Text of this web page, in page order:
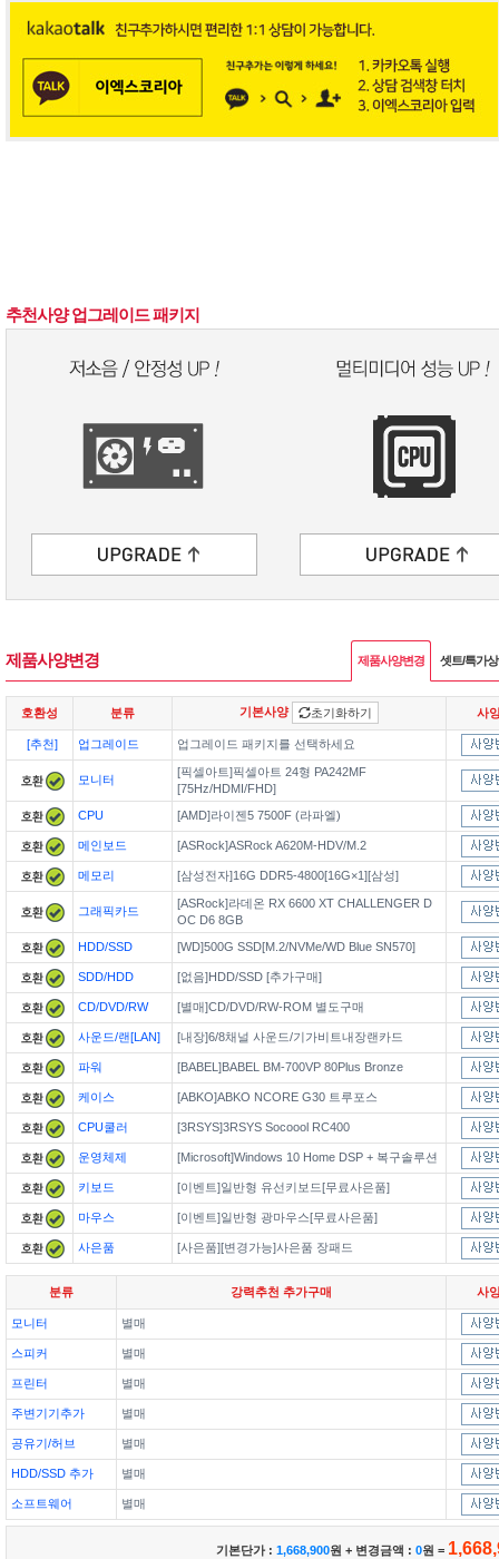
추천사양 업그레이드 패키지
제품사양변경 제품사양변경 셋트/특가
호환성 분류 기본사양 초기화하기 사
[추천] 업그레이드 업그레이드 패키지를 선택하세요
모니터
[픽셀아트]픽셀아트 24형 PA242MF
[75Hz/HDMI/FHD]
CPU
[AMD]라이젠5 7500F (라파엘)
메인보드 [ASRock]ASRock A620M-HDV/M.2
메모리 [삼성전자]16G DDR5-4800[16G×1][삼성]
그래픽카드
[ASRock]라데온 RX 6600 XT CHALLENGER D
OC D6 8GB
HDD/SSD
[WD]500G SSD[M.2/NVMe/WD Blue SN570]
SDD/HDD [없음]HDD/SSD [추가구매]
CD/DVD/RW [별매]CD/DVD/RW-ROM 별도구매
사운드/랜[LAN] [내장]6/8채널 사운드/기가비트내장랜카드
파워 [BABEL]BABEL BM-700VP 80Plus Bronze
케이스 [ABKO]ABKO NCORE G30 트루포스
CPU쿨러 [3RSYS]3RSYS Socoool RC400
운영체제 [Microsoft]Windows 10 Home DSP + 복구솔루션
키보드 [이벤트]일반형 유선키보드[무료사은품]
마우스 [이벤트]일반형 광마우스[무료사은품]
사은품 [사은품][변경가능]사은품 장패드
분류 강력추천 추가구매 사
모니터 별매
스피커 별매
프린터 별매
주변기기추가 별매
공유기/허브 별매
HDD/SSD 추가 별매
소프트웨어 별매
기본단가 : 1,668,900원 + 변경금액 : 0원 =